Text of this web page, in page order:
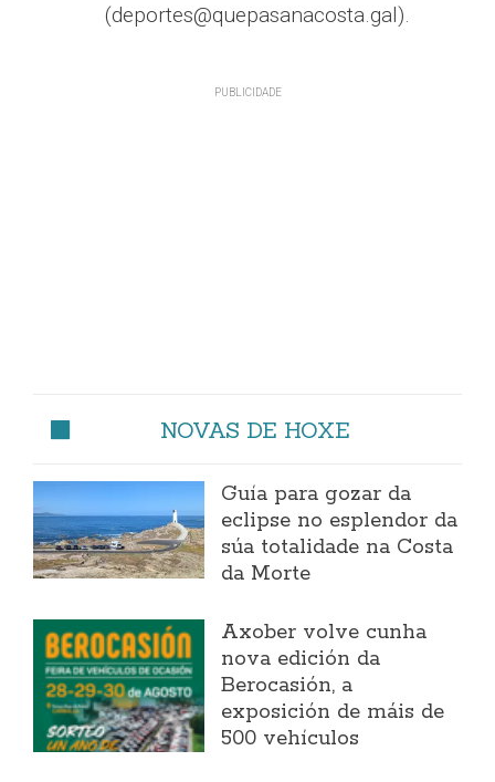
(deportes@quepasanacosta.gal).
NOVAS DE HOXE
Guía para gozar da
eclipse no esplendor da
súa totalidade na Costa
da Morte
Axober volve cunha
nova edición da
Berocasión, a
exposición de máis de
500 vehículos